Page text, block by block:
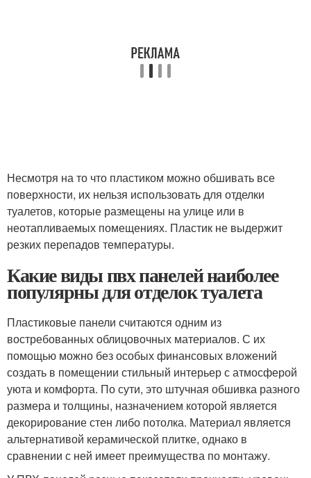
Несмотря на то что пластиком можно обшивать все
поверхности, их нельзя использовать для отделки
туалетов, которые размещены на улице или в
неотапливаемых помещениях. Пластик не выдержит
резких перепадов температуры.
Какие виды пвх панелей наиболее
популярны для отделок туалета
Пластиковые панели считаются одним из
востребованных облицовочных материалов. С их
помощью можно без особых финансовых вложений
создать в помещении стильный интерьер с атмосферой
уюта и комфорта. По сути, это штучная обшивка разного
размера и толщины, назначением которой является
декорирование стен либо потолка. Материал является
альтернативой керамической плитке, однако в
сравнении с ней имеет преимущества по монтажу.